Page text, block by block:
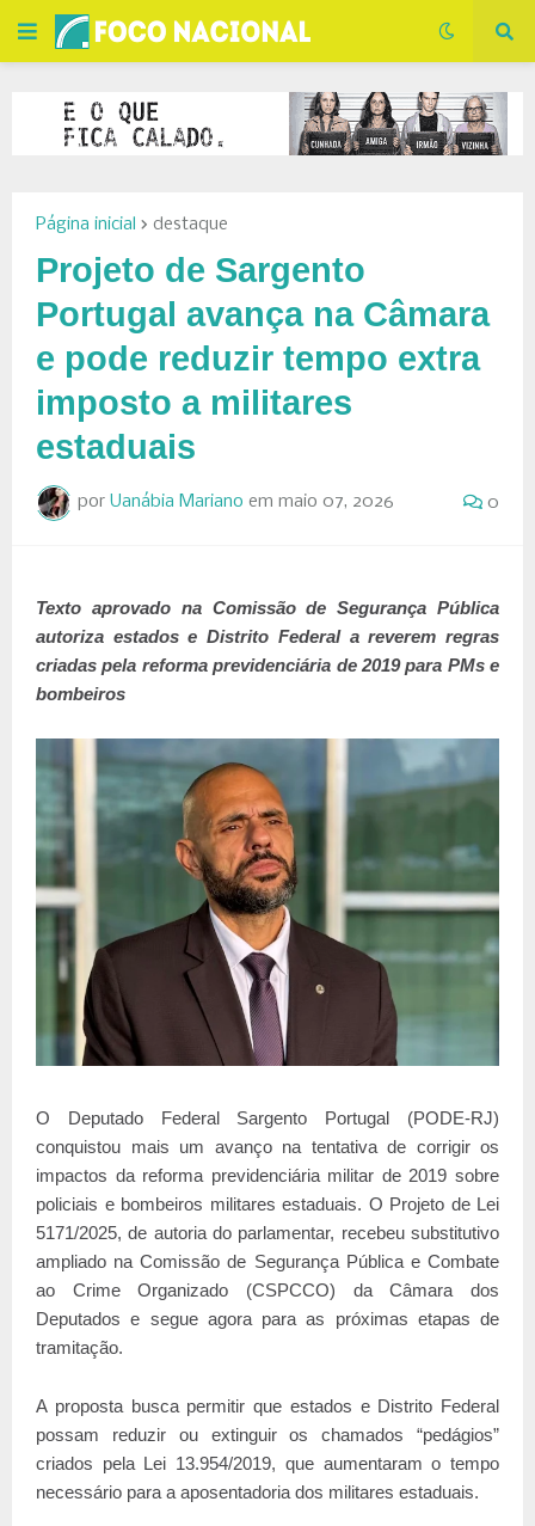
Página inicial destaque
Projeto de Sargento
Portugal avança na Câmara
e pode reduzir tempo extra
imposto a militares
estaduais
por Uanábia Mariano em maio 07, 2026 0
Texto aprovado na Comissão de Segurança Pública
autoriza estados e Distrito Federal a reverem regras
criadas pela reforma previdenciária de 2019 para PMs e
bombeiros
O Deputado Federal Sargento Portugal (PODE-RJ)
conquistou mais um avanço na tentativa de corrigir os
impactos da reforma previdenciária militar de 2019 sobre
policiais e bombeiros militares estaduais. O Projeto de Lei
5171/2025, de autoria do parlamentar, recebeu substitutivo
ampliado na Comissão de Segurança Pública e Combate
ao Crime Organizado (CSPCCO) da Câmara dos
Deputados e segue agora para as próximas etapas de
tramitação.
A proposta busca permitir que estados e Distrito Federal
possam reduzir ou extinguir os chamados “pedágios”
criados pela Lei 13.954/2019, que aumentaram o tempo
necessário para a aposentadoria dos militares estaduais.